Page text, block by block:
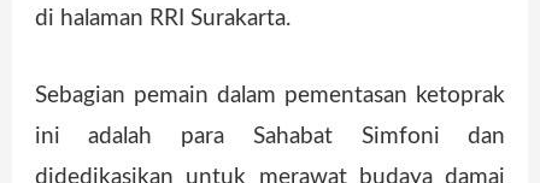
di halaman RRI Surakarta.
Sebagian pemain dalam pementasan ketoprak
ini adalah para Sahabat Simfoni dan
didedikasikan untuk merawat budaya damai